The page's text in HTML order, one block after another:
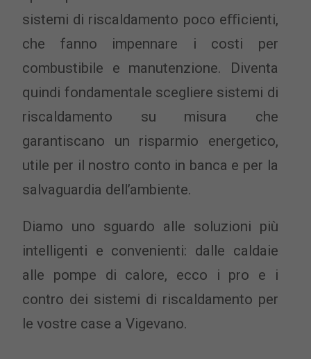
sistemi di riscaldamento poco eﬃcienti,
che fanno impennare i costi per
combustibile e manutenzione. Diventa
quindi fondamentale scegliere sistemi di
riscaldamento su misura che
garantiscano un risparmio energetico,
utile per il nostro conto in banca e per la
salvaguardia dell’ambiente.
Diamo uno sguardo alle soluzioni più
intelligenti e convenienti: dalle caldaie
alle pompe di calore, ecco i pro e i
contro dei sistemi di riscaldamento per
le vostre case a Vigevano.